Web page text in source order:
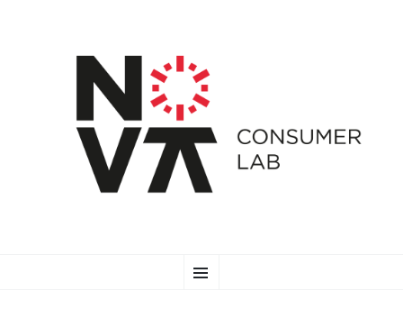
TO